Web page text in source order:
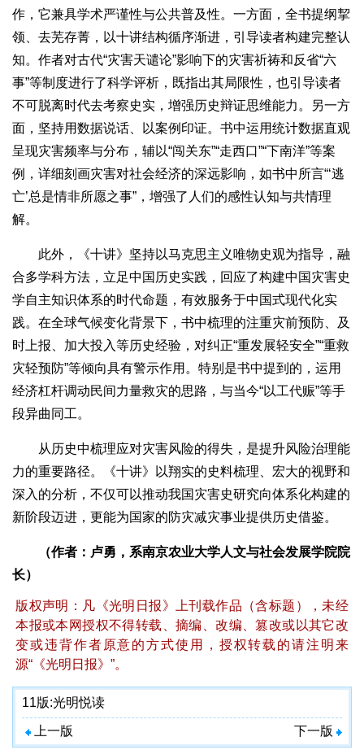
作，它兼具学术严谨性与公共普及性。一方面，全书提纲挈
领、去芜存菁，以十讲结构循序渐进，引导读者构建完整认
知。作者对古代“灾害天谴论”影响下的灾害祈祷和反省“六
事”等制度进行了科学评析，既指出其局限性，也引导读者
不可脱离时代去考察史实，增强历史辩证思维能力。另一方
面，坚持用数据说话、以案例印证。书中运用统计数据直观
呈现灾害频率与分布，辅以“闯关东”“走西口”“下南洋”等案
例，详细刻画灾害对社会经济的深远影响，如书中所言“‘逃
亡’总是情非所愿之事”，增强了人们的感性认知与共情理
解。
此外，《十讲》坚持以马克思主义唯物史观为指导，融
合多学科方法，立足中国历史实践，回应了构建中国灾害史
学自主知识体系的时代命题，有效服务于中国式现代化实
践。在全球气候变化背景下，书中梳理的注重灾前预防、及
时上报、加大投入等历史经验，对纠正“重发展轻安全”“重救
灾轻预防”等倾向具有警示作用。特别是书中提到的，运用
经济杠杆调动民间力量救灾的思路，与当今“以工代赈”等手
段异曲同工。
从历史中梳理应对灾害风险的得失，是提升风险治理能
力的重要路径。《十讲》以翔实的史料梳理、宏大的视野和
深入的分析，不仅可以推动我国灾害史研究向体系化构建的
新阶段迈进，更能为国家的防灾减灾事业提供历史借鉴。
（作者：卢勇，系南京农业大学人文与社会发展学院院
长）
版权声明：凡《光明日报》上刊载作品（含标题），未经
本报或本网授权不得转载、摘编、改编、篡改或以其它改
变或违背作者原意的方式使用，授权转载的请注明来
源“《光明日报》”。
11版:光明悦读
上一版 下一版